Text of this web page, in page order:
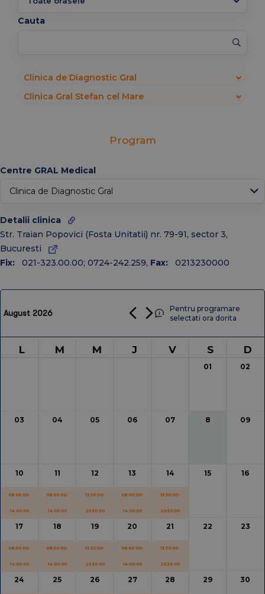
Cauta
Clinica de Diagnostic Gral
Clinica Gral Stefan cel Mare
Program
Centre GRAL Medical
Detalii clinica
Str. Traian Popovici (Fosta Unitatii) nr. 79-91, sector 3,
Bucuresti
Fix:
021-323.00.00; 0724-242.259, Fax: 0213230000
Ian Feb
Apr
Mai
Noiembrie
2026 2025 2024 2023 2022 2021
August 2026
Pentru programare
selectati ora dorita
L M M J V S D
01 02
03 04 05 06 07 8 09
10
08:00:00-
14:00:00
11
08:00:00-
14:00:00
12
13:30:00-
20:30:00
13
08:00:00-
14:00:00
14
13:30:00-
20:30:00
15 16
17
08:00:00-
14:00:00
18
08:00:00-
14:00:00
19
13:30:00-
20:30:00
20
08:00:00-
14:00:00
21
13:30:00-
20:30:00
22 23
24 25 26 27 28 29 30